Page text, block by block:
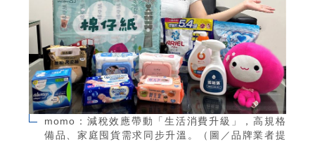
momo：減稅效應帶動「生活消費升級」，高規格
備品、家庭囤貨需求同步升溫。（圖／品牌業者提